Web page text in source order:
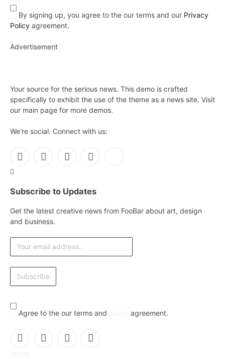
By signing up, you agree to the our terms and our Privacy
Policy agreement.
Advertisement
Your source for the serious news. This demo is crafted
specifically to exhibit the use of the theme as a news site. Visit
our main page for more demos.
We're social. Connect with us:
Facebook
X
InstagramPinterest
Subscribe to Updates
Get the latest creative news from FooBar about art, design
and business.
Agree to the our terms and agreement.
Facebook
X
InstagramPinterest